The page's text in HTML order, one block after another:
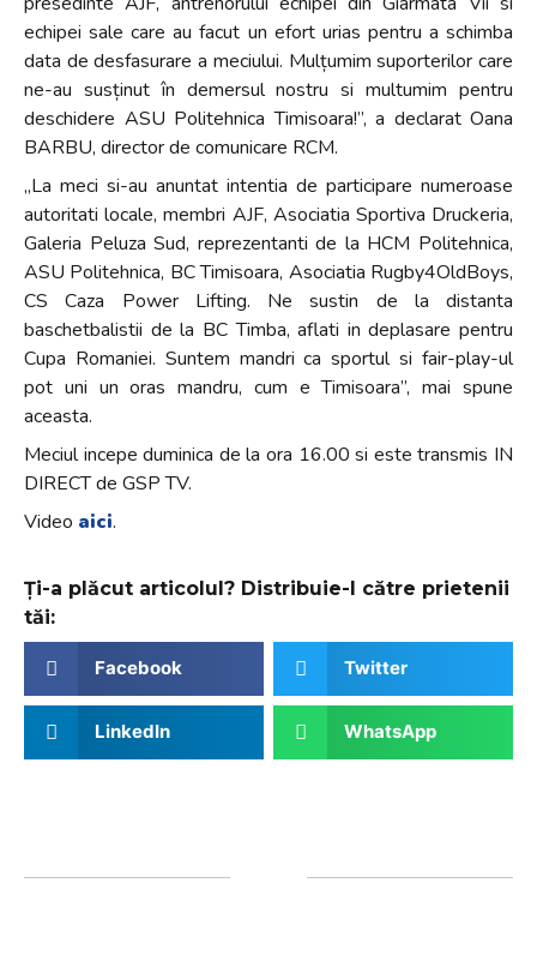
echipei sale care au facut un efort urias pentru a schimba
data de desfasurare a meciului. Mulțumim suporterilor care
ne-au susținut în demersul nostru si multumim pentru
deschidere ASU Politehnica Timisoara!”, a declarat Oana
BARBU, director de comunicare RCM.
„La meci si-au anuntat intentia de participare numeroase
autoritati locale, membri AJF, Asociatia Sportiva Druckeria,
Galeria Peluza Sud, reprezentanti de la HCM Politehnica,
ASU Politehnica, BC Timisoara, Asociatia Rugby4OldBoys,
CS Caza Power Lifting. Ne sustin de la distanta
baschetbalistii de la BC Timba, aflati in deplasare pentru
Cupa Romaniei. Suntem mandri ca sportul si fair-play-ul
pot uni un oras mandru, cum e Timisoara”, mai spune
aceasta.
Meciul incepe duminica de la ora 16.00 si este transmis IN
DIRECT de GSP TV.
Video aici.
Ți-a plăcut articolul? Distribuie-l către prietenii
tăi:
Facebook Twitter
LinkedIn WhatsApp